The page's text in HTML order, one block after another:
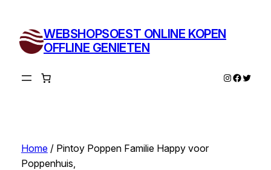
inhoud
WEBSHOPSOEST ONLINE KOPEN
OFFLINE GENIETEN
Instagram
Twitter
Home/ Pintoy Poppen Familie Happy voor
Poppenhuis,